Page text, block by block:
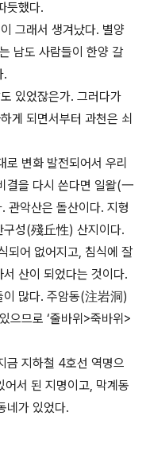
듯했다.
그래서 생겨났다. 별양
남도 사람들이 한양 갈
.
있었잖은가. 그러다가
게 되면서부터 과천은 쇠
변화 발전되어서 우리
결을 다시 쓴다면 일왈(一
관악산은 돌산이다. 지형
구성(殘丘性) 산지이다.
되어 없어지고, 침식에 잘
산이 되었다는 것이다.
이 많다. 주암동(注岩洞)
으므로 ‘줄바위>죽바위>
금 지하철 4호선 역명으
어서 된 지명이고, 막계동
네가 있었다.